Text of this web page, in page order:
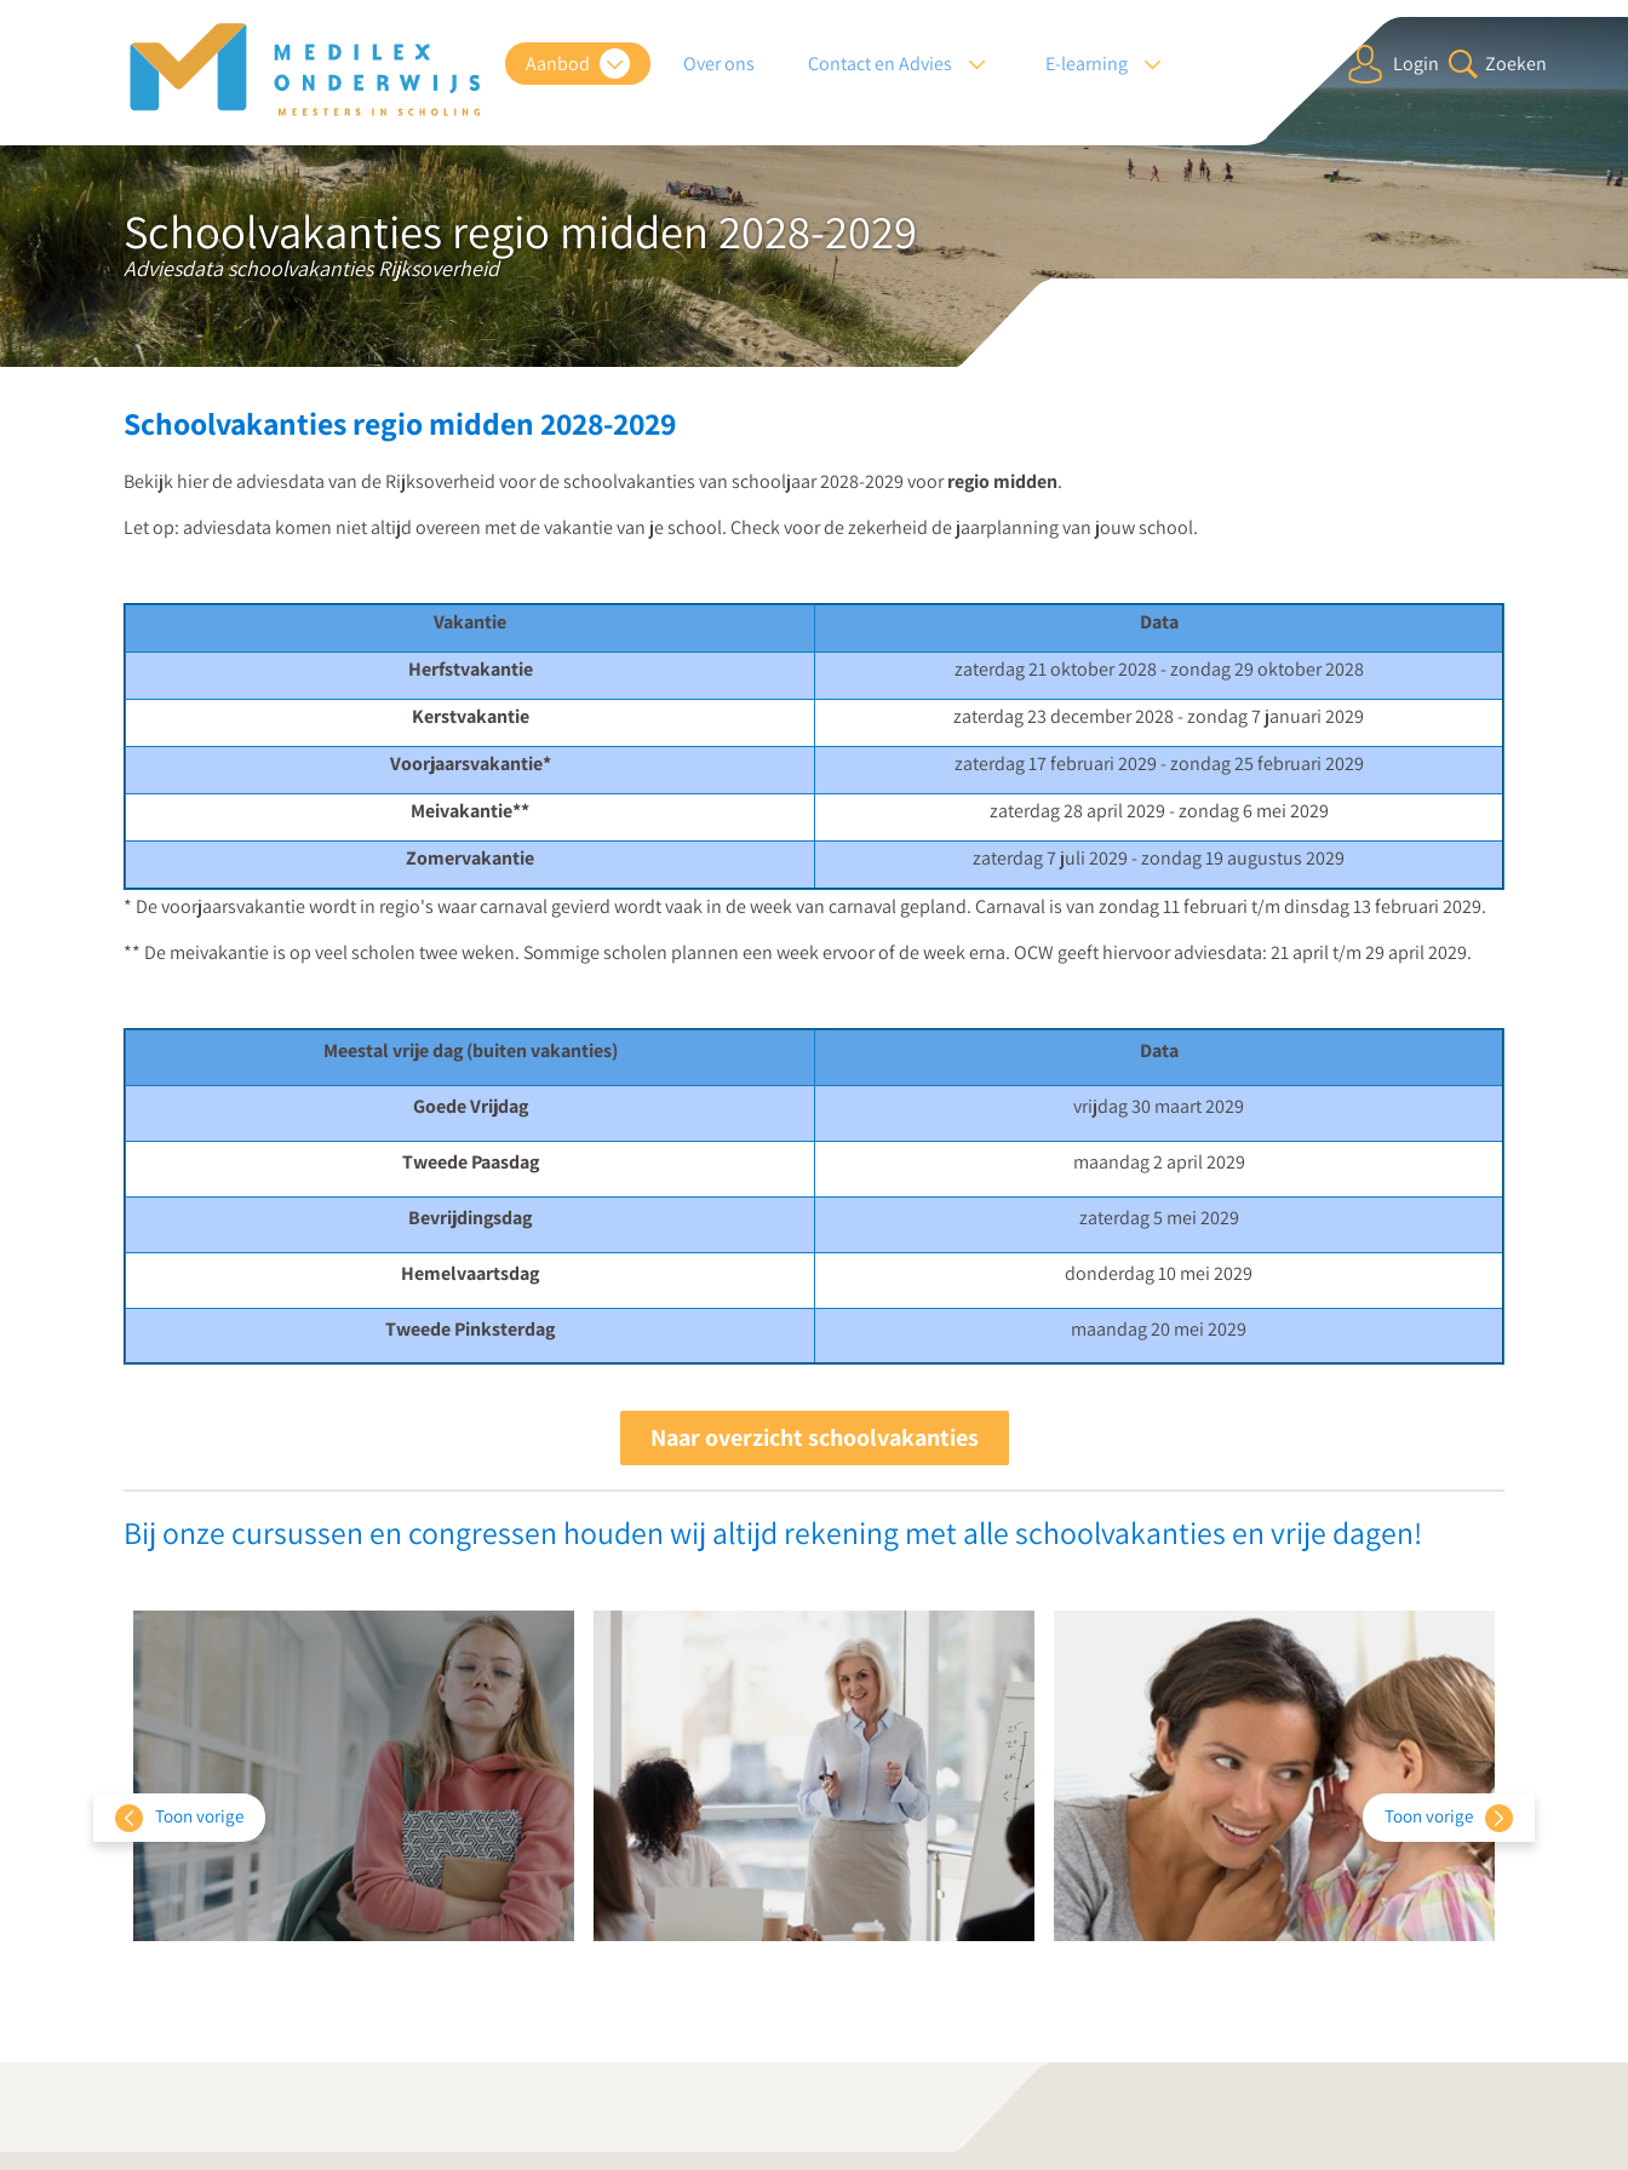
Aanbod Over ons Contact en Advies E-learning Login Zoeken
Schoolvakanties regio midden 2028-2029
Adviesdata schoolvakanties Rijksoverheid
Schoolvakanties regio midden 2028-2029
Bekijk hier de adviesdata van de Rijksoverheid voor de schoolvakanties van schooljaar 2028-2029 voorregio midden.
Let op: adviesdata komen niet altijd overeen met de vakantie van je school. Check voor de zekerheid de jaarplanning van jouw school.
Vakantie
Data
Herfstvakantie
zaterdag 21 oktober 2028 - zondag 29 oktober 2028
Kerstvakantie
zaterdag 23 december 2028 - zondag 7 januari 2029
Voorjaarsvakantie*
zaterdag 17 februari 2029 - zondag 25 februari 2029
Meivakantie**
zaterdag 28 april 2029 - zondag 6 mei 2029
Zomervakantie
zaterdag 7 juli 2029 - zondag 19 augustus 2029
* De voorjaarsvakantie wordt in regio's waar carnaval gevierd wordt vaak in de week van carnaval gepland. Carnaval is van zondag 11 februari t/m dinsdag 13 februari 2029.
** De meivakantie is op veel scholen twee weken. Sommige scholen plannen een week ervoor of de week erna. OCW geeft hiervoor adviesdata: 21 april t/m 29 april 2029.
Meestal vrije dag (buiten vakanties) Data
Goede Vrijdag vrijdag 30 maart 2029
Tweede Paasdag maandag 2 april 2029
Bevrijdingsdag zaterdag 5 mei 2029
Hemelvaartsdag donderdag 10 mei 2029
Tweede Pinksterdag maandag 20 mei 2029
Naar overzicht schoolvakanties
Bij onze cursussen en congressen houden wij altijd rekening met alle schoolvakanties en vrije dagen!
Toon vorige
met
psychische
Leidinggeven
aan
een
professionele
in
het
Toon vorige